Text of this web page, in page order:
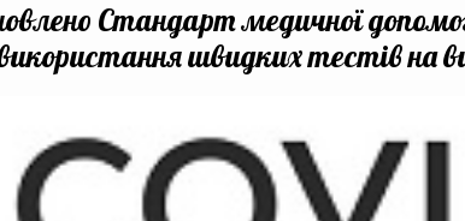
Стандарт медичної
швидких тестів на